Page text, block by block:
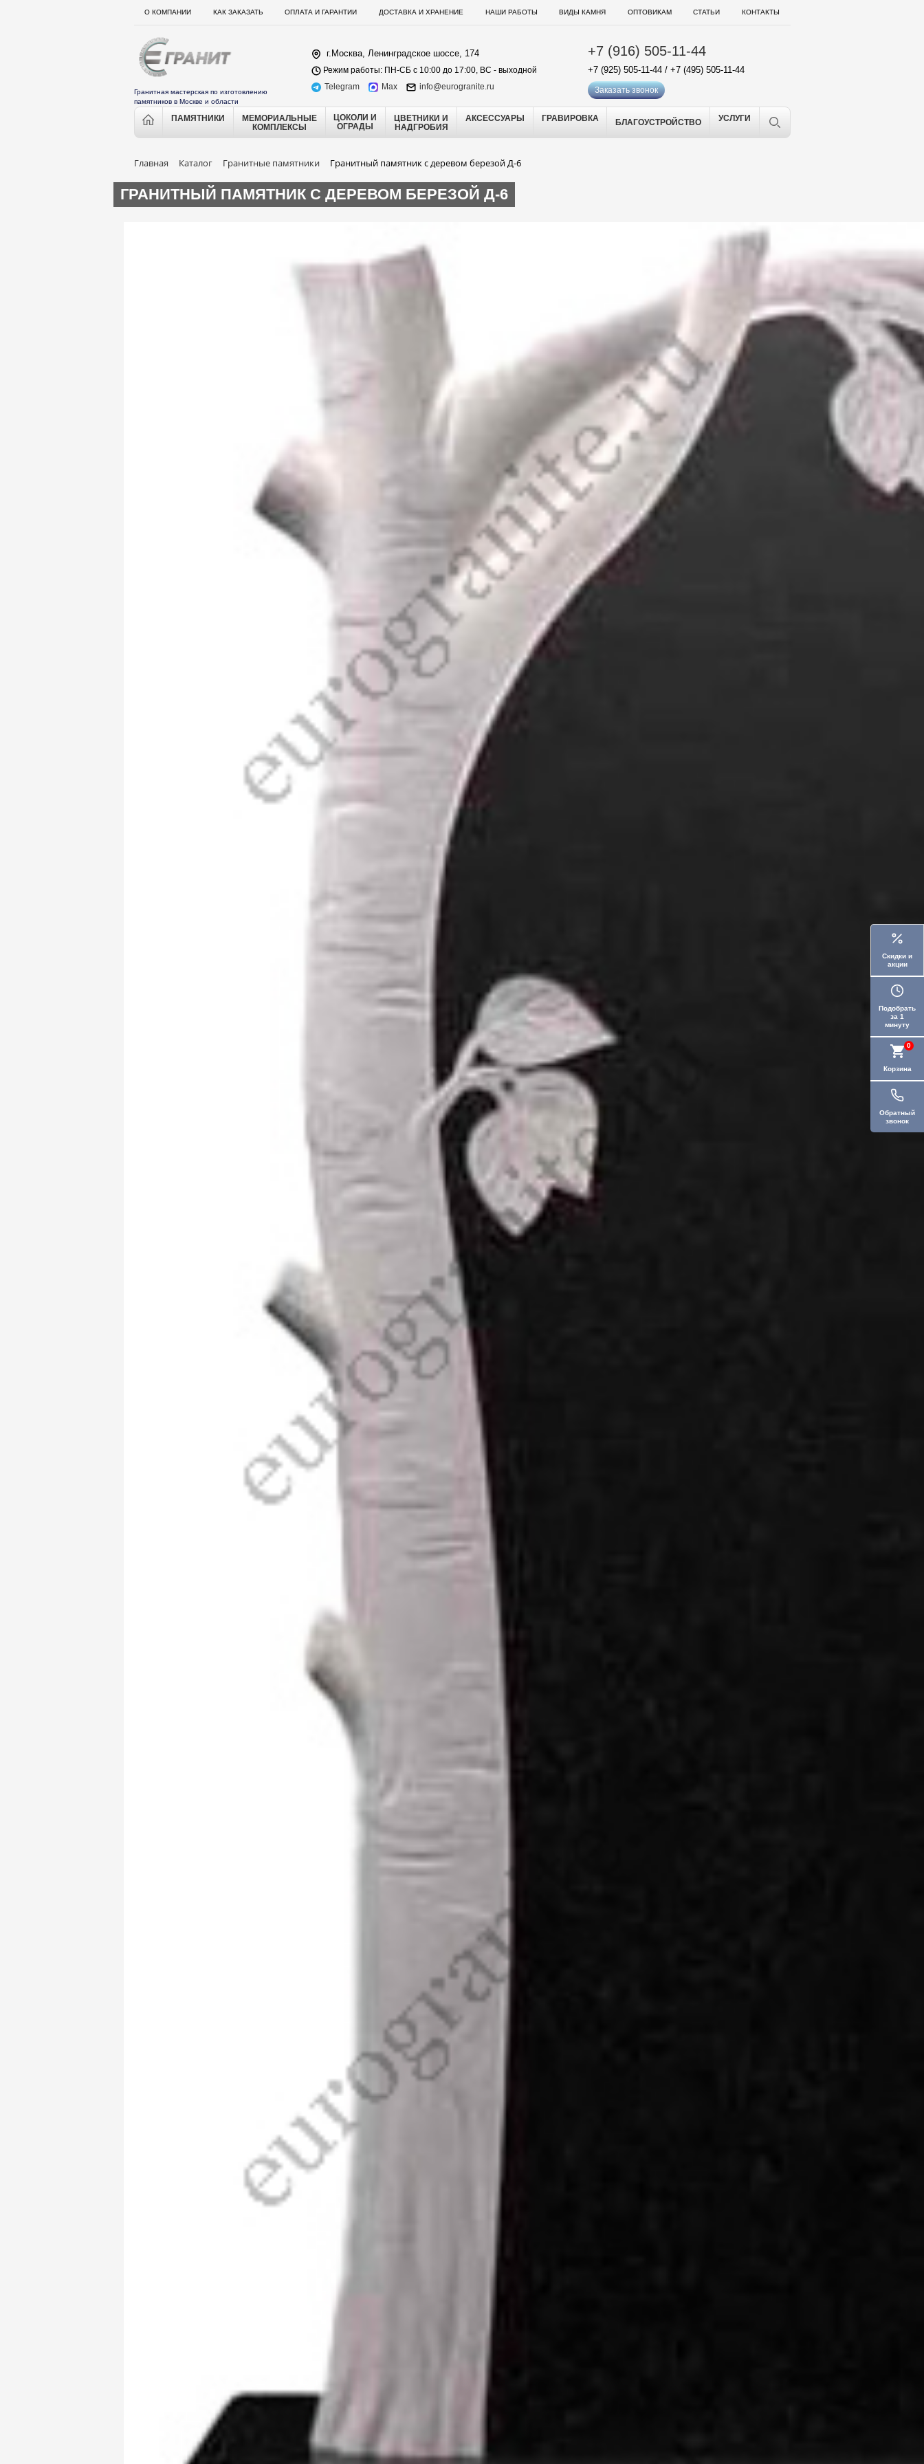
Скидки и
акции
Подобрать
за 1
минуту
Корзина
0
Обратный
звонок
О КОМПАНИИ КАК ЗАКАЗАТЬ ОПЛАТА И ГАРАНТИИ ДОСТАВКА И ХРАНЕНИЕ НАШИ РАБОТЫ ВИДЫ КАМНЯ ОПТОВИКАМ СТАТЬИ КОНТАКТЫ
Гранитная мастерская по изготовлению
памятников в Москве и области
г.Москва, Ленинградское шоссе, 174
Режим работы: ПН-СБ с 10:00 до 17:00, ВС - выходной
Telegram
Max info@eurogranite.ru
+7 (916) 505-11-44
+7 (925) 505-11-44 / +7 (495) 505-11-44
Заказать звонок
ПАМЯТНИКИ
МЕМОРИАЛЬНЫЕ
КОМПЛЕКСЫ
ЦОКОЛИ И
ОГРАДЫ
ЦВЕТНИКИ И
НАДГРОБИЯ
АКСЕССУАРЫ ГРАВИРОВКА БЛАГОУСТРОЙСТВО УСЛУГИ
Главная Каталог Гранитные памятники Гранитный памятник с деревом березой Д-6
ГРАНИТНЫЙ ПАМЯТНИК С ДЕРЕВОМ БЕРЕЗОЙ Д-6